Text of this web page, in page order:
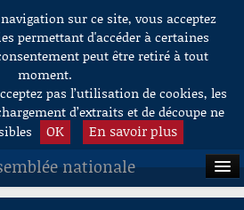
sur ce site, vous acceptez
permettant d'accéder à certaines
peut être retiré à tout
moment.
pas l’utilisation de cookies, les
d’extraits et de découpe ne
OK En savoir plus
nationale